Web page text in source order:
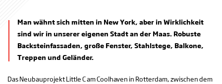
Man wähnt sich mitten in New York, aber in Wirklichkeit
sind wir in unserer eigenen Stadt an der Maas. Robuste
Backsteinfassaden, große Fenster, Stahlstege, Balkone,
Treppen und Geländer.
Das Neubauprojekt Little C am Coolhaven in Rotterdam, zwischen dem